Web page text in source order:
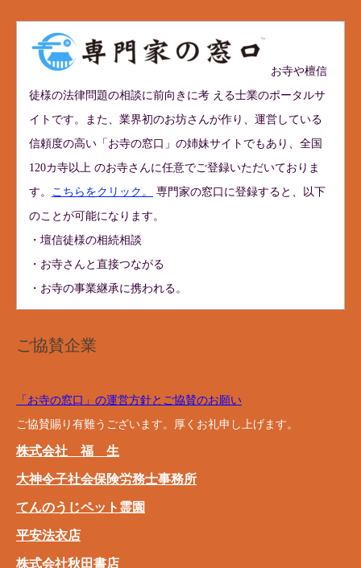
お寺や檀信
徒様の法律問題の相談に前向きに考 える士業のポータルサ
イトです。また、業界初のお坊さんが作り、運営している
信頼度の高い「お寺の窓口」の姉妹サイトでもあり、全国
120カ寺以上 のお寺さんに任意でご登録いただいておりま
す。
こちらをクリック。
専門家の窓口に登録すると、以下
のことが可能になります。
・壇信徒様の相続相談
・お寺さんと直接つながる
・お寺の事業継承に携われる。
ご協賛企業
「お寺の窓口」の運営方針とご協賛のお願い
ご協賛賜り有難うございます。厚くお礼申し上げます。
株式会社 福 生
大神令子社会保険労務士事務所
てんのうじペット霊園
平安法衣店
株式会社秋田書店